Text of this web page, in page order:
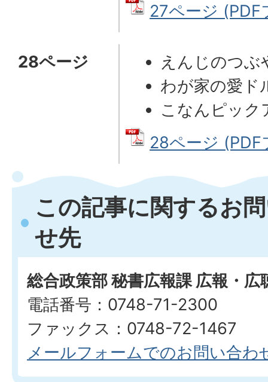
27ページ
28ページ
えんじのつぶ
わが家の愛ド
こなんピック
28ページ (PDF
この記事に関するお
せ先
総合政策部 秘書広報課 広報・広
電話番号：0748-71-2300
ファックス：0748-72-1467
メールフォームでのお問い合わ